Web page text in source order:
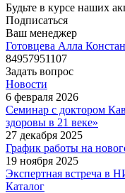
Будьте в курсе наших
Подписаться
Ваш менеджер
Готовцева Алла
84957951107
Задать вопрос
Новости
6 февраля 2026
Семинар с доктором
здоровы в 21 веке»
27 декабря 2025
График работы на
19 ноября 2025
Экспертная встреча
Каталог